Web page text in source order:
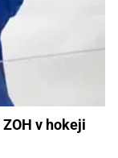
v hokeji